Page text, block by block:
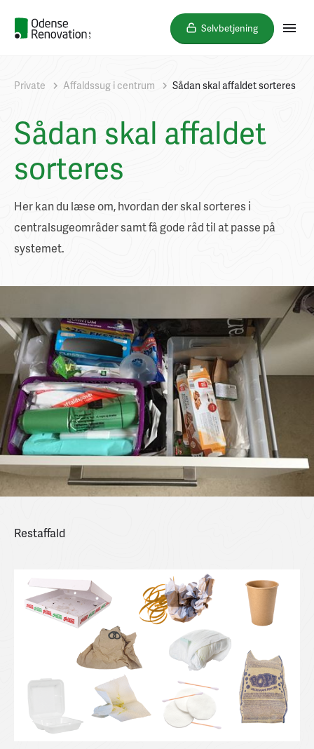
Selvbetjening
Private Affaldssug i centrum Sådan skal affaldet sorteres
Sådan skal affaldet
sorteres
Her kan du læse om, hvordan der skal sorteres i
centralsugeområder samt få gode råd til at passe på
systemet.
Restaffald